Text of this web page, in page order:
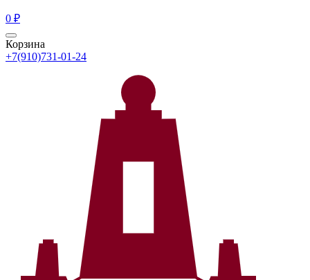
0 ₽
Корзина
+7(910)731-01-24